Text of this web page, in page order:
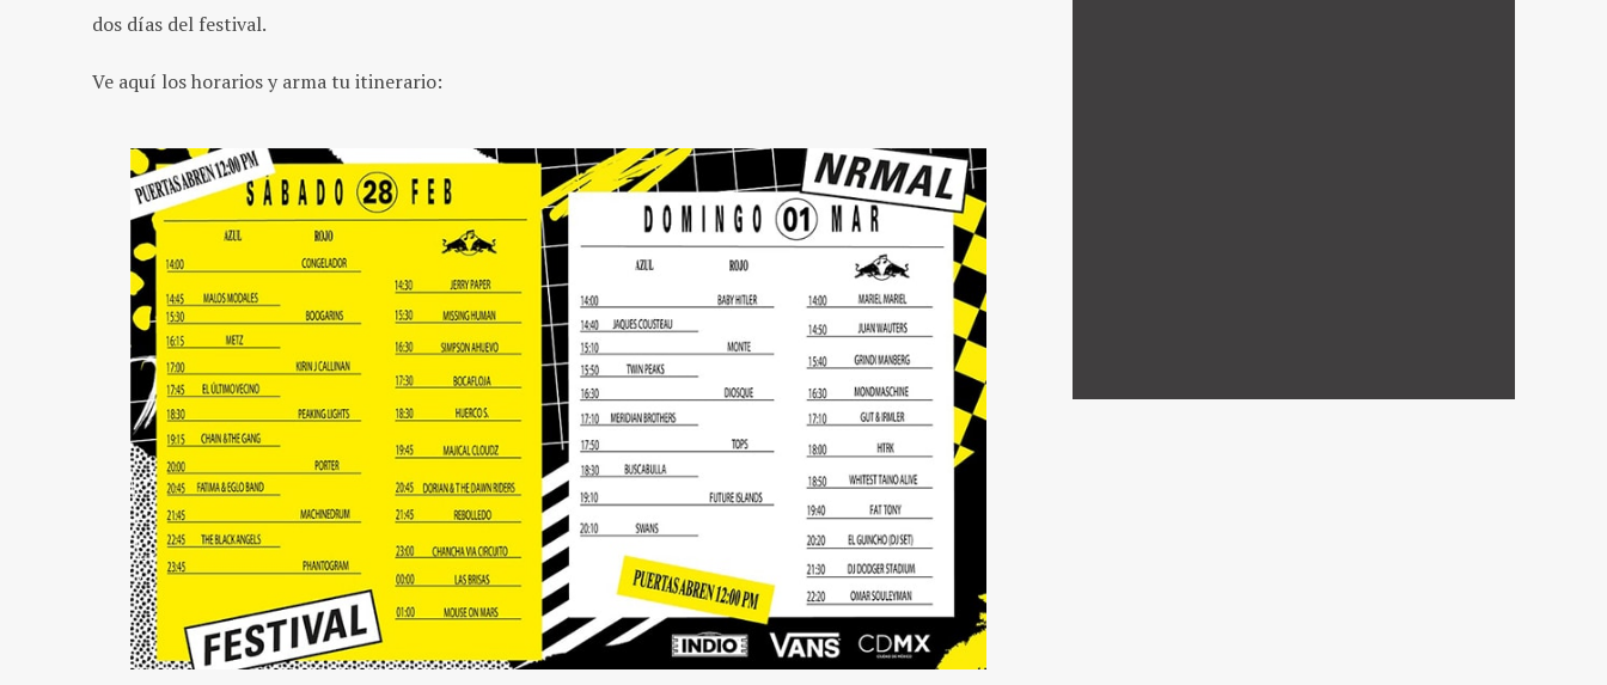
dos días del festival.
Ve aquí los horarios y arma tu itinerario: